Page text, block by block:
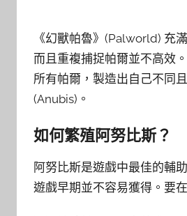
《幻獸帕魯》(Palworld) 充
而且重複捕捉帕爾並不高效
所有帕爾，製造出自己不同
(Anubis)。
如何繁殖阿努比斯？
阿努比斯是遊戲中最佳的輔
遊戲早期並不容易獲得。要